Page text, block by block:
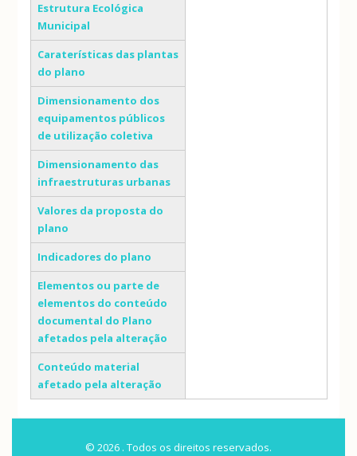
Estrutura Ecológica
Municipal
Caraterísticas das plantas
do plano
Dimensionamento dos
equipamentos públicos
de utilização coletiva
Dimensionamento das
infraestruturas urbanas
Valores da proposta do
plano
Indicadores do plano
Elementos ou parte de
elementos do conteúdo
documental do Plano
afetados pela alteração
Conteúdo material
afetado pela alteração
© 2026 . Todos os direitos reservados.